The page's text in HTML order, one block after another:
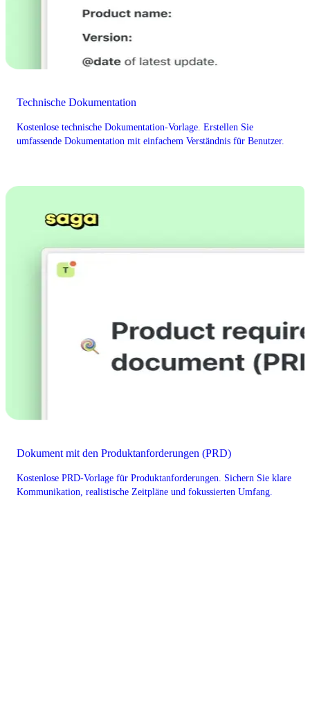
Technische Dokumentation
Kostenlose technische Dokumentation-Vorlage. Erstellen Sie
umfassende Dokumentation mit einfachem Verständnis für Benutzer.
Dokument mit den Produktanforderungen (PRD)
Kostenlose PRD-Vorlage für Produktanforderungen. Sichern Sie klare
Kommunikation, realistische Zeitpläne und fokussierten Umfang.